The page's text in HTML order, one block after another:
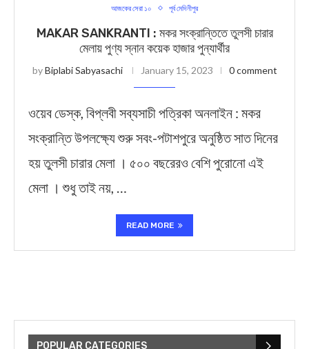
আজকের সেরা ১০ পূর্ব মেদিনীপুর
MAKAR SANKRANTI : মকর সংক্রান্তিতে তুলসী চারার
মেলায় পুণ্য স্নান কয়েক হাজার পুন্যার্থীর
byBiplabi Sabyasachi January 15, 2023 0 comment
ওয়েব ডেস্ক, বিপ্লবী সব্যসাচী পত্রিকা অনলাইন : মকর
সংক্রান্তি উপলক্ষ্যে শুরু সবং-পটাশপুরে অনুষ্ঠিত সাত দিনের
হয় তুলসী চারার মেলা । ৫০০ বছরেরও বেশি পুরোনো এই
মেলা । শুধু তাই নয়, …
READ MORE
POPULAR CATEGORIES